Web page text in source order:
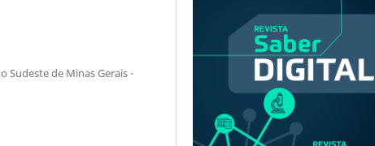
Sudeste de Minas Gerais -